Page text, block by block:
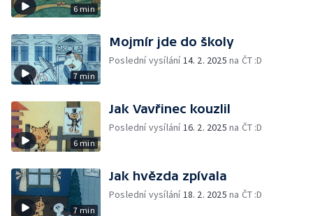
6 min
7 min
Mojmír jde do školy
Poslední vysílání14. 2. 2025 na ČT :D
6 min
Jak Vavřinec kouzlil
Poslední vysílání16. 2. 2025 na ČT :D
7 min
Jak hvězda zpívala
Poslední vysílání18. 2. 2025 na ČT :D